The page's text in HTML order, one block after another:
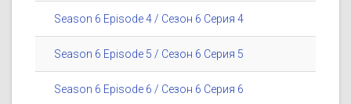
Season 6 Episode 4 / Сезон 6 Серия 4
Season 6 Episode 5 / Сезон 6 Серия 5
Season 6 Episode 6 / Сезон 6 Серия 6